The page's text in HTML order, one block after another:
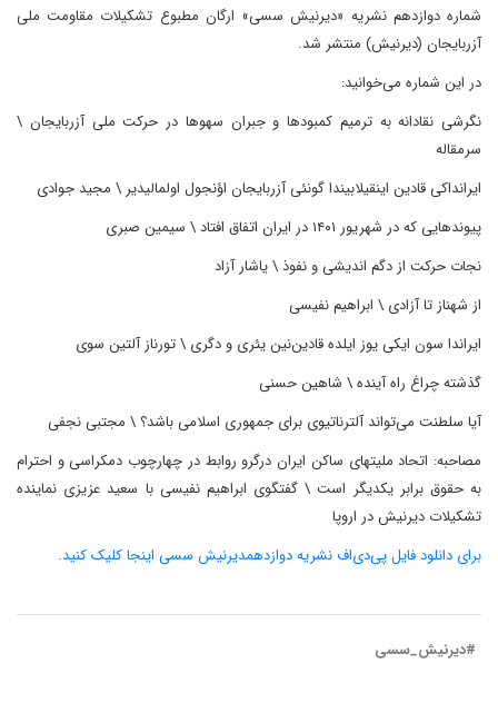
شماره دوازدهم نشریه «دیرنیش سسی» ارگان مطبوع تشکیلات مقاومت ملی
آزربایجان (دیرنیش) منتشر شد.
در این شماره می‌خوانید:
نگرشی نقادانه به ترمیم کمبودها و جبران سهوها در حرکت ملی آزربایجان \
سرمقاله
ایرانداکی قادین اینقیلابیندا گونئی آزربایجان اؤنجول اولمالیدیر \ مجید جوادی
پیوندهایی که در شهریور ۱۴۰۱ در ایران اتفاق افتاد \ سیمین صبری
نجات حرکت از دگم اندیشی و نفوذ \ یاشار آزاد
از شهناز تا آزادی \ ابراهیم نفیسی
ایراندا سون ایکی یوز ایلده قادین‌نین یئری و دگری \ تورناز آلتین سوی
گذشته چراغ راه آینده \ شاهین حسنی
آیا سلطنت می‌تواند آلترناتیوی برای جمهوری اسلامی باشد؟ \ مجتبی نجفی
مصاحبه: اتحاد ملیتهای ساکن ایران درگرو روابط در چهارچوب دمکراسی و احترام
به حقوق برابر یکدیگر است \ گفتگوی ابراهیم نفیسی با سعید عزیزی نماینده
تشکیلات دیرنیش در اروپا
برای دانلود فایل پی‌دی‌اف نشریه دوازدهمدیرنیش سسی اینجا کلیک کنید.
#دیرنیش_سسی